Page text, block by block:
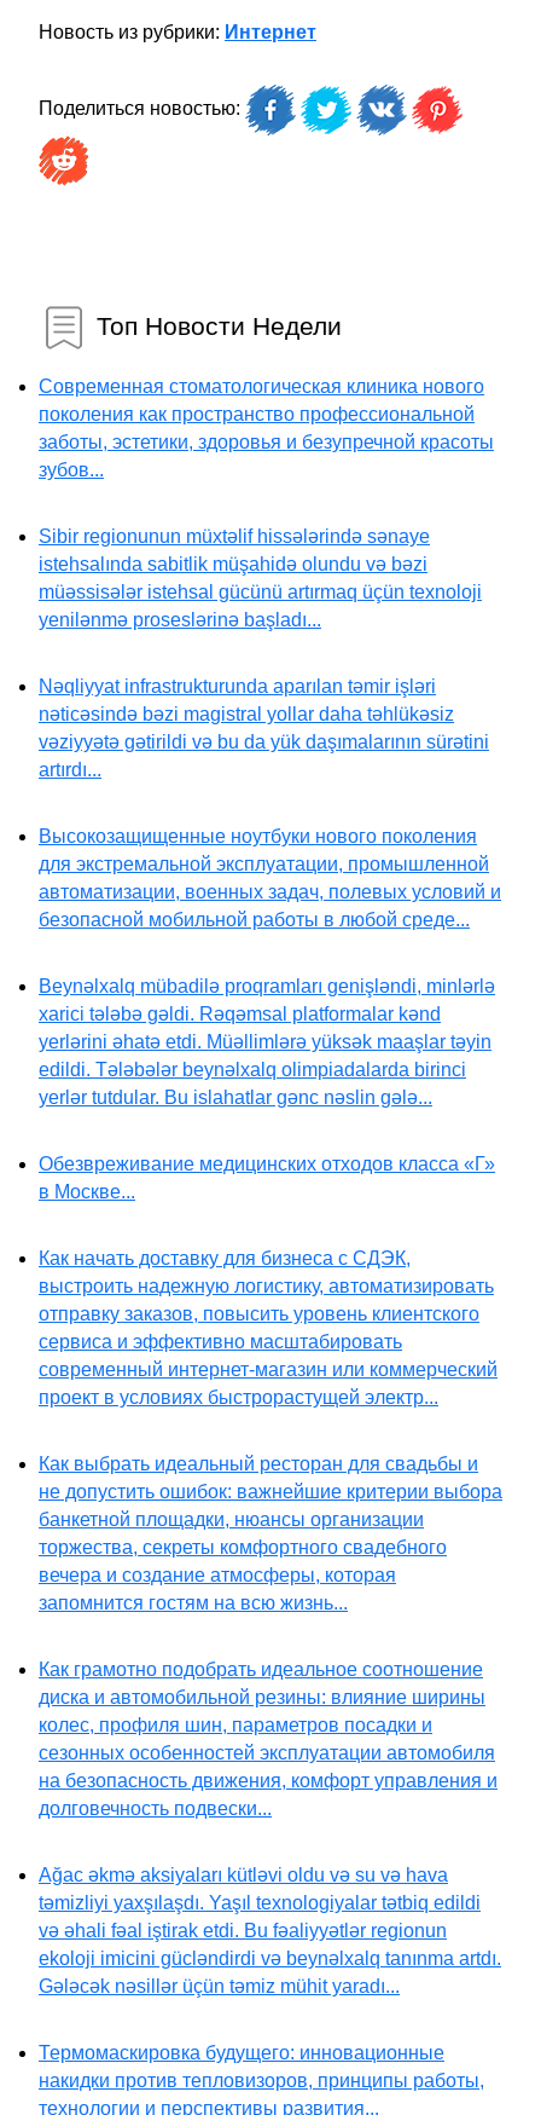
Новость из рубрики: Интернет
Поделиться новостью:
Топ Новости Недели
Современная стоматологическая клиника нового
поколения как пространство профессиональной
заботы, эстетики, здоровья и безупречной красоты
зубов...
Sibir regionunun müxtəlif hissələrində sənaye
istehsalında sabitlik müşahidə olundu və bəzi
müəssisələr istehsal gücünü artırmaq üçün texnoloji
yenilənmə proseslərinə başladı...
Nəqliyyat infrastrukturunda aparılan təmir işləri
nəticəsində bəzi magistral yollar daha təhlükəsiz
vəziyyətə gətirildi və bu da yük daşımalarının sürətini
artırdı...
Высокозащищенные ноутбуки нового поколения
для экстремальной эксплуатации, промышленной
автоматизации, военных задач, полевых условий и
безопасной мобильной работы в любой среде...
Beynəlxalq mübadilə proqramları genişləndi, minlərlə
xarici tələbə gəldi. Rəqəmsal platformalar kənd
yerlərini əhatə etdi. Müəllimlərə yüksək maaşlar təyin
edildi. Tələbələr beynəlxalq olimpiadalarda birinci
yerlər tutdular. Bu islahatlar gənc nəslin gələ...
Обезвреживание медицинских отходов класса «Г»
в Москве...
Как начать доставку для бизнеса с СДЭК,
выстроить надежную логистику, автоматизировать
отправку заказов, повысить уровень клиентского
сервиса и эффективно масштабировать
современный интернет-магазин или коммерческий
проект в условиях быстрорастущей электр...
Как выбрать идеальный ресторан для свадьбы и
не допустить ошибок: важнейшие критерии выбора
банкетной площадки, нюансы организации
торжества, секреты комфортного свадебного
вечера и создание атмосферы, которая
запомнится гостям на всю жизнь...
Как грамотно подобрать идеальное соотношение
диска и автомобильной резины: влияние ширины
колес, профиля шин, параметров посадки и
сезонных особенностей эксплуатации автомобиля
на безопасность движения, комфорт управления и
долговечность подвески...
Ağac əkmə aksiyaları kütləvi oldu və su və hava
təmizliyi yaxşılaşdı. Yaşıl texnologiyalar tətbiq edildi
və əhali fəal iştirak etdi. Bu fəaliyyətlər regionun
ekoloji imicini gücləndirdi və beynəlxalq tanınma artdı.
Gələcək nəsillər üçün təmiz mühit yaradı...
Термомаскировка будущего: инновационные
накидки против тепловизоров, принципы работы,
технологии и перспективы развития...